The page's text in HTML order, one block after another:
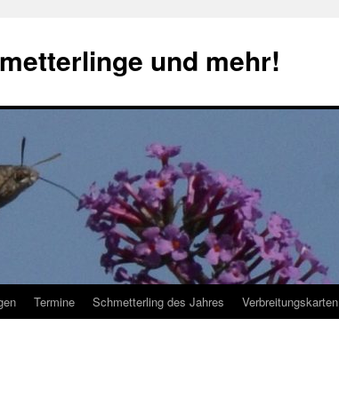
und mehr!
Termine Schmetterling des Jahres Verbreitungskarten